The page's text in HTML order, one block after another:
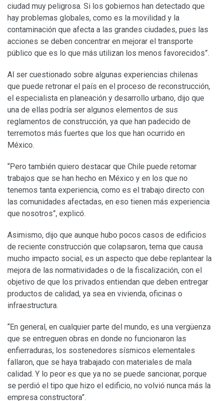
ciudad muy peligrosa. Si los gobiernos han detectado que
hay problemas globales, como es la movilidad y la
contaminación que afecta a las grandes ciudades, pues las
acciones se deben concentrar en mejorar el transporte
público que es lo que más utilizan los menos favorecidos”.
Al ser cuestionado sobre algunas experiencias chilenas
que puede retronar el país en el proceso de reconstrucción,
el especialista en planeación y desarrollo urbano, dijo que
una de ellas podría ser algunos elementos de sus
reglamentos de construcción, ya que han padecido de
terremotos más fuertes que los que han ocurrido en
México.
“Pero también quiero destacar que Chile puede retomar
trabajos que se han hecho en México y en los que no
tenemos tanta experiencia, como es el trabajo directo con
las comunidades afectadas, en eso tienen más experiencia
que nosotros”, explicó.
Asimismo, dijo que aunque hubo pocos casos de edificios
de reciente construcción que colapsaron, tema que causa
mucho impacto social, es un aspecto que debe replantear la
mejora de las normatividades o de la fiscalización, con el
objetivo de que los privados entiendan que deben entregar
productos de calidad, ya sea en vivienda, oficinas o
infraestructura.
“En general, en cualquier parte del mundo, es una vergüenza
que se entreguen obras en donde no funcionaron las
enfierraduras, los sostenedores sísmicos elementales
fallaron, que se haya trabajado con materiales de mala
calidad. Y lo peor es que ya no se puede sancionar, porque
se perdió el tipo que hizo el edificio, no volvió nunca más la
empresa constructora”.